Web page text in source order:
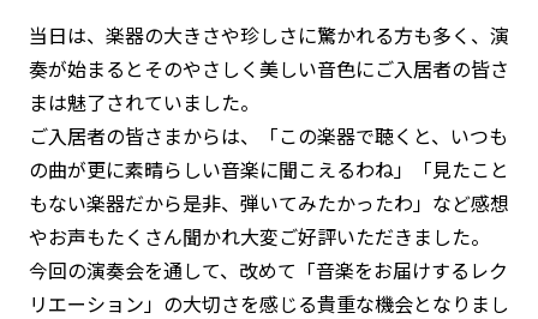
当日は、楽器の大きさや珍しさに驚かれる方も多く、演
奏が始まるとそのやさしく美しい音色にご入居者の皆さ
まは魅了されていました。
ご入居者の皆さまからは、「この楽器で聴くと、いつも
の曲が更に素晴らしい音楽に聞こえるわね」「見たこと
もない楽器だから是非、弾いてみたかったわ」など感想
やお声もたくさん聞かれ大変ご好評いただきました。
今回の演奏会を通して、改めて「音楽をお届けするレク
リエーション」の大切さを感じる貴重な機会となりまし